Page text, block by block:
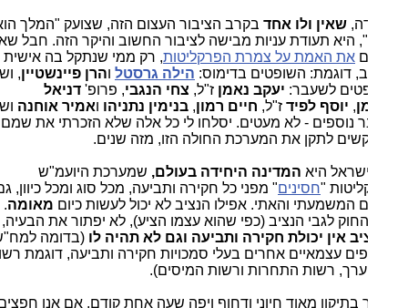
שאין ולו אחדבקרב הציבור העצום הזה, שצועק "המלך הוא
היא תעודת עניות מבישה לציבור החשוב והיקר הזה. חבל שאנו
את האמת על צמרת הפרקליטות, רק ממי שנתקל בה אישית
דוגמת: השופטים בדימוס:הילה גרסטלוהרן פיינשטיין, ושרי
לשעבר:יעקב נאמןז"ל,צחי הנגבי , פרופ' דניאל
יוסף לפידז"ל,חיים רמון, בנימין נתניהוואמיר אוחנהושרים
נוספים - לא מעטים. יסלחו לי כל אלה שלא הזכרתי את שמם כאן,
לתקן את המערכת החולה הזו, מזה שנים.
ישראל היאהמדינה היחידה בעולם,שמערכת היועמ"ש
"חסינים" מפני כל חקירה ותביעה, מכל סוג ומכל כיוון, גם
המשמעתי והאתי. אפילו הנציב לא יכול לעשות כיוםמאומה.
החוק לגבי הנציב (כפי שהוא עצמו הציע), לא יפתור את הבעיה,
אין יכולת חקירה ותביעה וגם לא תהיה לו(בדומה למח"ש,
עצמאיים אחרים בעלי סמכויות חקירה ותביעה, דוגמת רשות
ערך, רשות התחרות ורשות המיסים).
בתיקון מאוד חיוני ודחוף ויפה שעה אחת קודם, אם אנו חפצים